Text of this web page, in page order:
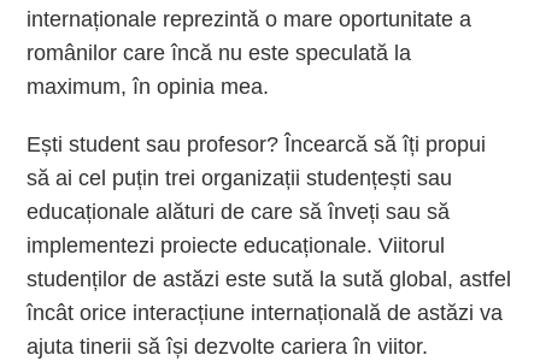
internaționale reprezintă o mare oportunitate a
românilor care încă nu este speculată la
maximum, în opinia mea.
Ești student sau profesor? Încearcă să îți propui
să ai cel puțin trei organizații studențești sau
educaționale alături de care să înveți sau să
implementezi proiecte educaționale. Viitorul
studenților de astăzi este sută la sută global, astfel
încât orice interacțiune internațională de astăzi va
ajuta tinerii să își dezvolte cariera în viitor.